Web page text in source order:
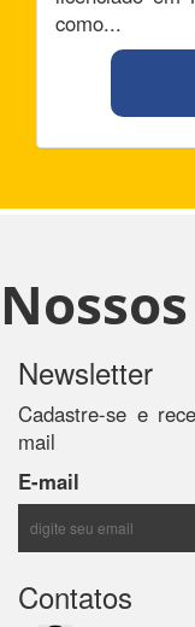
como...
Newsletter
Cadastre-se e
mail
E-mail
Contatos